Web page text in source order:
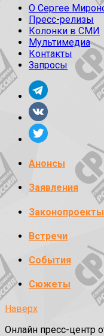
О Сергее
Пресс-релизы
Колонки в СМИ
Мультимедиа
Контакты
Запросы
Анонсы
Заявления
Законопроекты
Встречи
События
Сюжеты
Наверх
Онлайн пресс-центр